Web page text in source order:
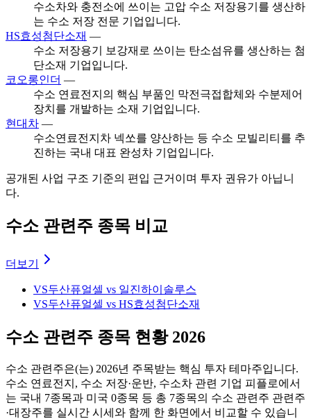
수소차와 충전소에 쓰이는 고압 수소 저장용기를 생산하
는 수소 저장 전문 기업입니다.
HS효성첨단소재 —
수소 저장용기 보강재로 쓰이는 탄소섬유를 생산하는 첨
단소재 기업입니다.
코오롱인더 —
수소 연료전지의 핵심 부품인 막전극접합체와 수분제어
장치를 개발하는 소재 기업입니다.
현대차 —
수소연료전지차 넥쏘를 양산하는 등 수소 모빌리티를 추
진하는 국내 대표 완성차 기업입니다.
공개된 사업 구조 기준의 편입 근거이며 투자 권유가 아닙니
다.
수소 관련주 종목 비교
더보기
VS두산퓨얼셀 vs 일진하이솔루스
VS두산퓨얼셀 vs HS효성첨단소재
수소 관련주 종목 현황 2026
수소 관련주은(는) 2026년 주목받는 핵심 투자 테마주입니다.
수소 연료전지, 수소 저장·운반, 수소차 관련 기업 피플로에서
는 국내 7종목과 미국 0종목 등 총 7종목의 수소 관련주 관련주
·대장주를 실시간 시세와 함께 한 화면에서 비교할 수 있습니